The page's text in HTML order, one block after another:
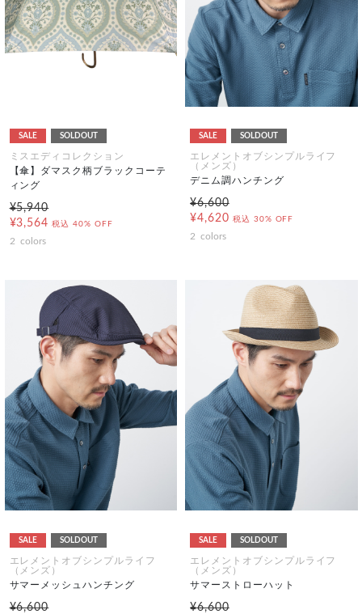
SALE SOLDOUT
ミスエディコレクション
【傘】ダマスク柄ブラックコーテ
ィング
¥5,940
¥3,564 税込 40% OFF
2 colors
SALE SOLDOUT
エレメントオブシンプルライフ
（メンズ）
デニム調ハンチング
¥6,600
¥4,620 税込 30% OFF
2 colors
SALE SOLDOUT
エレメントオブシンプルライフ
（メンズ）
サマーメッシュハンチング
¥6,600
SALE SOLDOUT
エレメントオブシンプルライフ
（メンズ）
サマーストローハット
¥6,600